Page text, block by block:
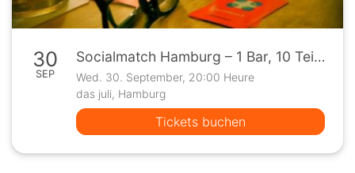
30
SEP
Socialmatch Hamburg – 1 Bar, 10 Teilnehmer, 1 Spiel
Wed. 30. September, 20:00 Heure
das juli, Hamburg
Tickets buchen